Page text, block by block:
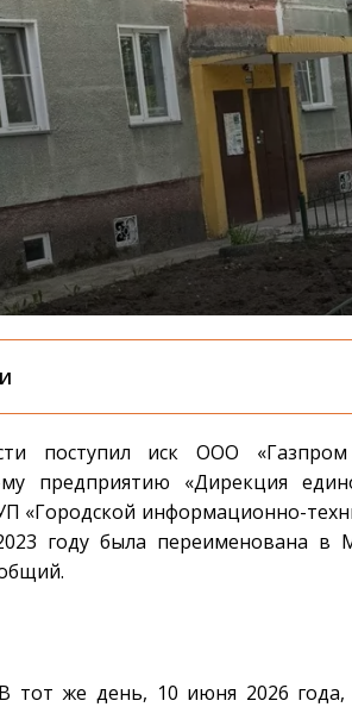
поступил иск ООО «Газпром
предприятию «Дирекция
«Городской информационно-
году была переименована в
же день, 10 июня 2026 года,